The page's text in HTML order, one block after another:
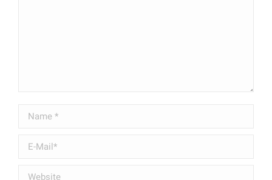
Name *
E-Mail *
Website